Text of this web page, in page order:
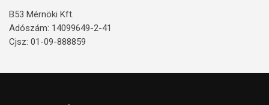
B53 Mérnöki Kft.
Adószám: 14099649-2-41
Cjsz: 01-09-888859